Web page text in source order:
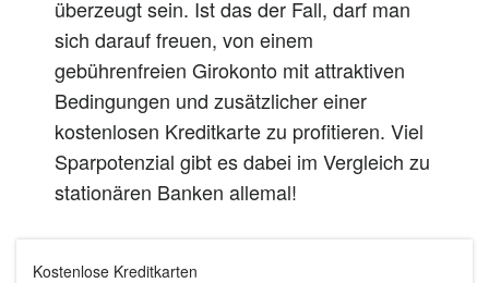
überzeugt sein. Ist das der Fall, darf man
sich darauf freuen, von einem
gebührenfreien Girokonto mit attraktiven
Bedingungen und zusätzlicher einer
kostenlosen Kreditkarte zu profitieren. Viel
Sparpotenzial gibt es dabei im Vergleich zu
stationären Banken allemal!
Kostenlose Kreditkarten